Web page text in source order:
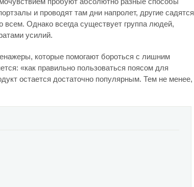
и проводят там дни напролет, другие садятся
всем. Однако всегда существует группа людей,
усилий.
которые помогают бороться с лишним
«как правильно пользоваться поясом для
остается достаточно популярным. Тем не менее,